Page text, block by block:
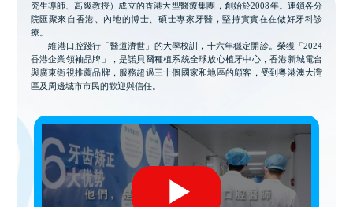
究生導師、高級教授）成立的香港大型醫療集團，創始於2008年。連鎖各分
院匯聚來自香港、內地的博士、碩士專家牙醫，堅持實實在在做好牙科診
療。
維港口腔踐行「醫道濟世」的大學校訓，十六年穩定開診。榮獲「2024
香港企業領袖品牌」，是諾貝爾種植系統全球放心植牙中心，香港新城電台
與廣東衛視推薦品牌，服務超過三十個國家和地區的顧客，受到粵港澳大灣
區及周邊城市市民的歡迎與信任。